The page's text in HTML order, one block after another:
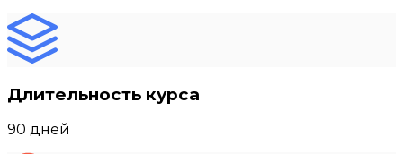
Длительность курса
90 дней